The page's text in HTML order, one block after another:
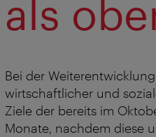
als
Bei der
wirtschaftlicher und
Ziele der bereits im
Monate, nachdem diese